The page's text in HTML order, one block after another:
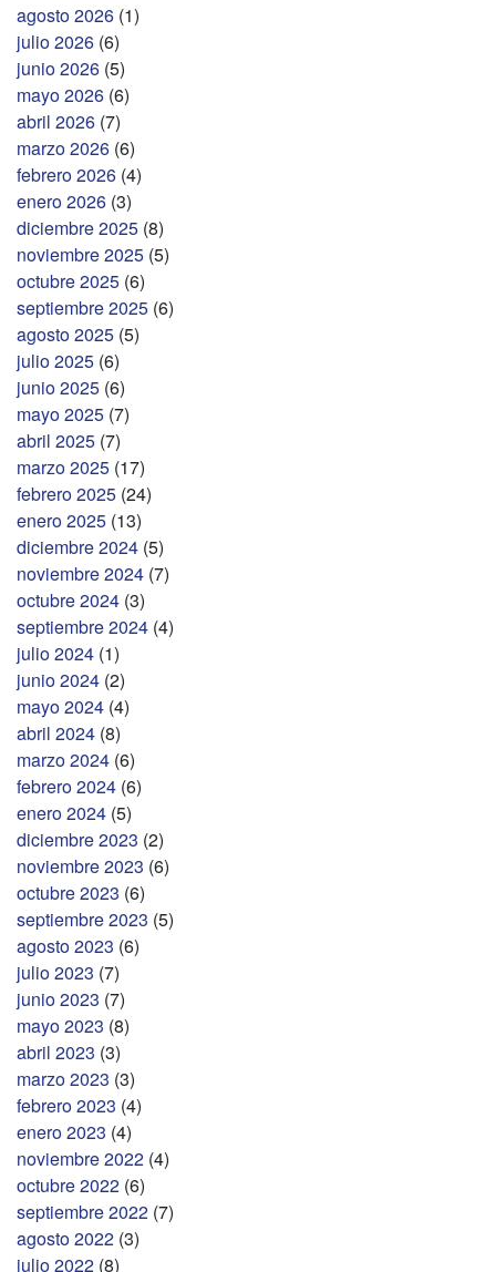
agosto 2026 (1)
julio 2026 (6)
junio 2026 (5)
mayo 2026 (6)
abril 2026 (7)
marzo 2026 (6)
febrero 2026 (4)
enero 2026 (3)
diciembre 2025 (8)
noviembre 2025 (5)
octubre 2025 (6)
septiembre 2025 (6)
agosto 2025 (5)
julio 2025 (6)
junio 2025 (6)
mayo 2025 (7)
abril 2025 (7)
marzo 2025 (17)
febrero 2025 (24)
enero 2025 (13)
diciembre 2024 (5)
noviembre 2024 (7)
octubre 2024 (3)
septiembre 2024 (4)
julio 2024 (1)
junio 2024 (2)
mayo 2024 (4)
abril 2024 (8)
marzo 2024 (6)
febrero 2024 (6)
enero 2024 (5)
diciembre 2023 (2)
noviembre 2023 (6)
octubre 2023 (6)
septiembre 2023 (5)
agosto 2023 (6)
julio 2023 (7)
junio 2023 (7)
mayo 2023 (8)
abril 2023 (3)
marzo 2023 (3)
febrero 2023 (4)
enero 2023 (4)
noviembre 2022 (4)
octubre 2022 (6)
septiembre 2022 (7)
agosto 2022 (3)
julio 2022 (8)